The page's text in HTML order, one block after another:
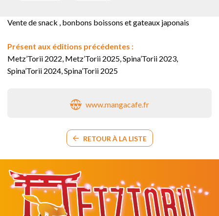
Vente de snack , bonbons boissons et gateaux japonais
Présent aux éditions précédentes :
Metz’Torii 2022, Metz’Torii 2025, Spina’Torii 2023,
Spina’Torii 2024, Spina’Torii 2025
www.mangacafe.fr
RETOUR À LA LISTE